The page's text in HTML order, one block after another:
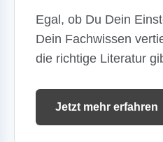
Egal, ob Du Dein
Dein Fachwissen
die richtige Literatur
Jetzt mehr erfahren